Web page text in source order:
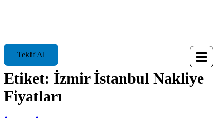
Teklif Al
Etiket: İzmir İstanbul Nakliye
Fiyatları